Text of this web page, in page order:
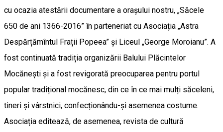
cu ocazia atestării documentare a orașului nostru, „Săcele
650 de ani 1366-2016” în parteneriat cu Asociația „Astra
Despărțămîntul Frații Popeea” și Liceul „George Moroianu”. A
fost continuată tradiția organizării Balului Plăcintelor
Mocănești și a fost revigorată preocuparea pentru portul
popular tradițional mocănesc, din ce în ce mai mulți săceleni,
tineri și vârstnici, confecționându-și asemenea costume.
Asociația editează, de asemenea, revista de cultură